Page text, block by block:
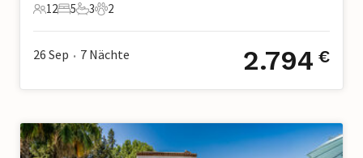
12 Gäste
12
5 Schlafzimmer
5
3 Badezimmer
3
2 Haustiere
2
26 Sep • 7 Nächte 2.794 €